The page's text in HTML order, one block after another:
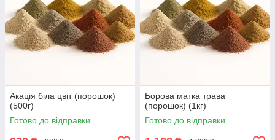
Акація біла цвіт (порошок)
(500г)
Готово до відправки
Борова матка трава
(порошок) (1кг)
Готово до відправки